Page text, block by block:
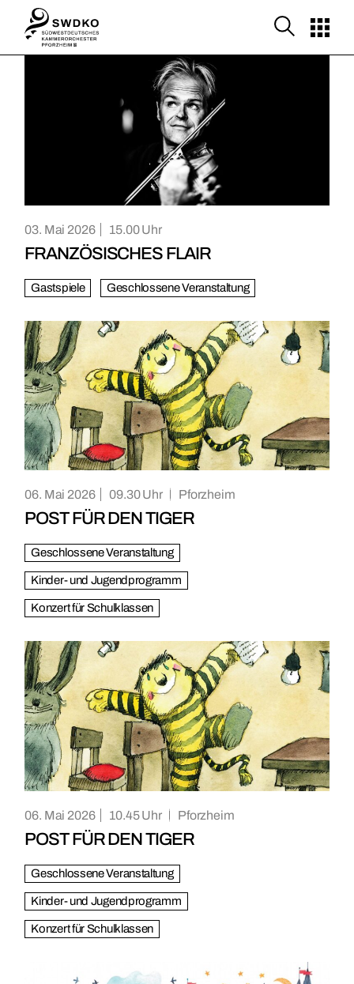
content
03. Mai 2026 15.00
FRANZÖSISCHES FLAIR
Gastspiele Geschlossene Veranstaltung
06. Mai 2026 09.30 Pforzheim
POST FÜR DEN TIGER
Geschlossene Veranstaltung
Kinder- und Jugendprogramm
Konzert für Schulklassen
06. Mai 2026 10.45 Pforzheim
POST FÜR DEN TIGER
Geschlossene Veranstaltung
Kinder- und Jugendprogramm
Konzert für Schulklassen